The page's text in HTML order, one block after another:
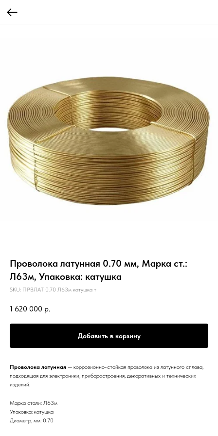
Проволока латунная 0.70 мм, Марка ст.:
Л63м, Упаковка: катушка
SKU: ПРВЛАТ 0.70 Л63м катушка т
1 620 000 р.
Добавить в корзину
Проволока латунная — коррозионно-стойкая проволока из латунного сплава,
подходящая для электроники, приборостроения, декоративных и технических
изделий.
Марка стали: Л63м
Упаковка: катушка
Диаметр, мм: 0.70